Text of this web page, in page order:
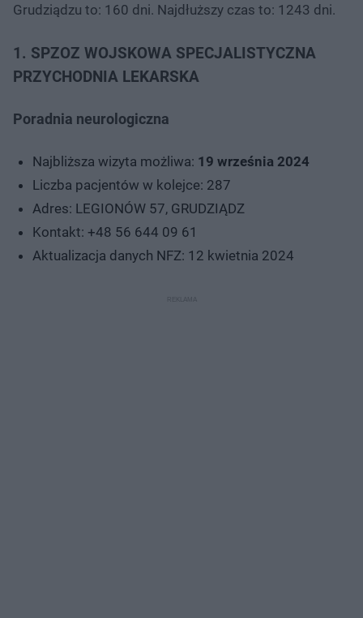
Grudziądzu to: 160 dni. Najdłuższy czas to: 1243 dni.
1. SPZOZ WOJSKOWA SPECJALISTYCZNA
PRZYCHODNIA LEKARSKA
Poradnia neurologiczna
Najbliższa wizyta możliwa: 19 września 2024
Liczba pacjentów w kolejce: 287
Adres: LEGIONÓW 57, GRUDZIĄDZ
Kontakt: +48 56 644 09 61
Aktualizacja danych NFZ: 12 kwietnia 2024